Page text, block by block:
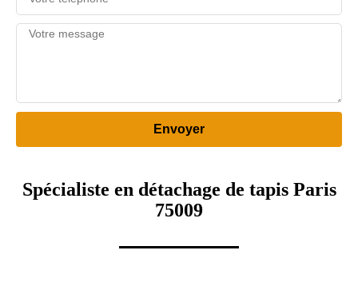
Spécialiste en détachage de tapis Paris
75009